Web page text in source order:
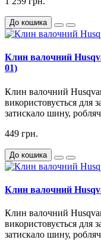
До кошика
Клин валочний
01)
Клин валочний
використовується для
затискало шину,
449 грн.
До кошика
Клин валочний
Клин валочний
використовується для
затискало шину,